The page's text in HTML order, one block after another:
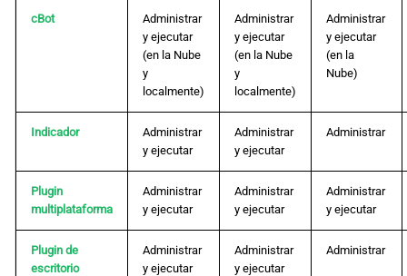
cBot
Administrar
y ejecutar
(en la Nube
y
localmente)
Administrar
y ejecutar
(en la Nube
y
localmente)
Administrar
y ejecutar
(en la
Nube)
Indicador
Administrar
y ejecutar
Administrar
y ejecutar
Administrar
Plugin
multiplataforma
Administrar
y ejecutar
Administrar
y ejecutar
Administrar
y ejecutar
Plugin de
escritorio
Administrar
y ejecutar
Administrar
y ejecutar
Administrar